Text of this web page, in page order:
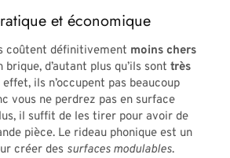
et économique
coûtent définitivement moins chers
brique, d’autant plus qu’ils sont très
effet, ils n’occupent pas beaucoup
vous ne perdrez pas en surface
il suffit de les tirer pour avoir de
pièce. Le rideau phonique est un
créer des surfaces modulables.